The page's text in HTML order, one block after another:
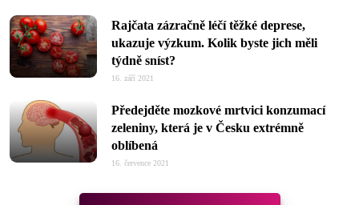
Rajčata zázračně léčí těžké deprese,
ukazuje výzkum. Kolik byste jich měli
týdně sníst?
16. září 2021
Předejděte mozkové mrtvici konzumací
zeleniny, která je v Česku extrémně
oblíbená
16. července 2021